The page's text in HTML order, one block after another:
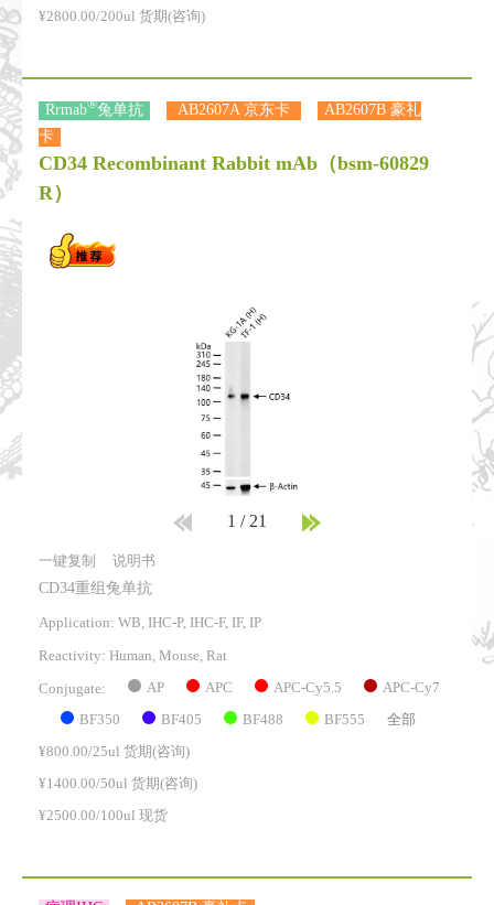
¥2800.00/200ul 货期(咨询)
Rrmab®兔单抗 AB2607A 京东卡
AB2607B 豪礼
卡
CD34 Recombinant Rabbit mAb （bsm-60829
R）
1 /21
一键复制 说明书
CD34重组兔单抗
Application: WB, IHC-P, IHC-F, IF, IP
Reactivity: Human, Mouse, Rat
Conjugate: AP APC APC-Cy5.5 APC-Cy7
BF350 BF405 BF488 BF555 全部
¥800.00/25ul 货期(咨询)
¥1400.00/50ul 货期(咨询)
¥2500.00/100ul 现货